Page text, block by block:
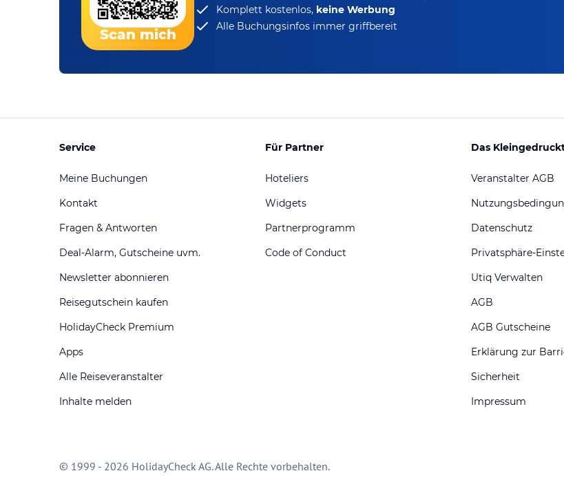
Scan mich
Komplett kostenlos, keine Werbung
Alle Buchungsinfos immer griffbereit
Service
Meine Buchungen
Kontakt
Fragen & Antworten
Deal-Alarm, Gutscheine uvm.
Newsletter abonnieren
Reisegutschein kaufen
HolidayCheck Premium
Apps
Alle Reiseveranstalter
Inhalte melden
Für Partner
Hoteliers
Widgets
Partnerprogramm
Code of Conduct
Das
Veranstalter AGB
Datenschutz
Privatsphäre-
Utiq Verwalten
AGB
AGB Gutscheine
Erklärung zur
Sicherheit
Impressum
© 1999 - 2026 HolidayCheck AG. Alle Rechte vorbehalten.